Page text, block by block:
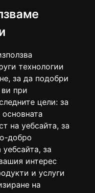
технологии
за да подобри
при
цели: за
на уебсайта, за
добро
, за
интерес
и услуги
на